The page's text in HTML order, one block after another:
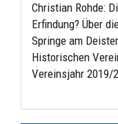
Christian Rohde:
Erfindung? Über
Springe am
Historischen
Vereinsjahr 2019/